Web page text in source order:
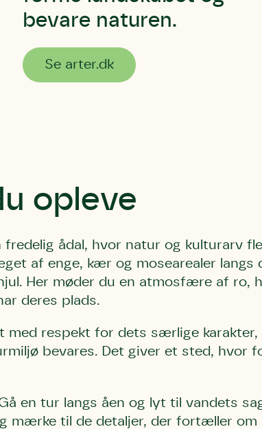
bevare naturen.
Se arter.dk
opleve
fredelig ådal, hvor natur og kulturarv
af enge, kær og mosearealer langs
Her møder du en atmosfære af ro,
deres plads.
med respekt for dets særlige karakter,
bevares. Det giver et sted, hvor
en tur langs åen og lyt til vandets
mærke til de detaljer, der fortæller om